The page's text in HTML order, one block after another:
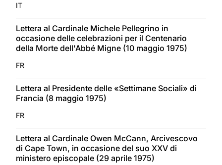
IT
Lettera al Cardinale Michele Pellegrino in
occasione delle celebrazioni per il Centenario
della Morte dell'Abbé Migne (10 maggio 1975)
FR
Lettera al Presidente delle «Settimane Sociali» di
Francia (8 maggio 1975)
FR
Lettera al Cardinale Owen McCann, Arcivescovo
di Cape Town, in occasione del suo XXV di
ministero episcopale (29 aprile 1975)